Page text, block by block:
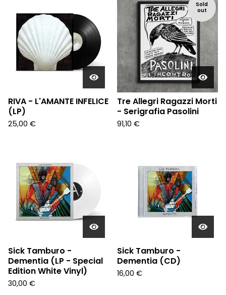
RIVA - L'AMANTE INFELICE
(LP)
25,00 €
Sold
out
Tre Allegri Ragazzi Morti
- Serigrafia Pasolini
91,10 €
Sick Tamburo -
Dementia (LP - Special
Edition White Vinyl)
30,00 €
Sick Tamburo -
Dementia (CD)
16,00 €